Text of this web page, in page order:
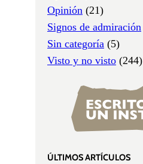
Opinión (21)
Signos de admiración
Sin categoría (5)
Visto y no visto (244)
ÚLTIMOS ARTÍCULOS